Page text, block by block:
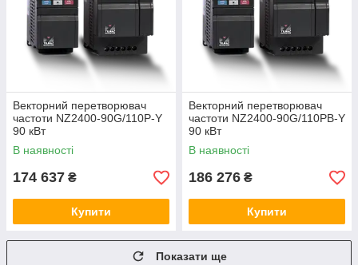
Векторний перетворювач
частоти NZ2400-90G/110P-Y
90 кВт
В наявності
174 637 ₴
Купити
Векторний перетворювач
частоти NZ2400-90G/110PB-Y
90 кВт
В наявності
186 276 ₴
Купити
Показати ще